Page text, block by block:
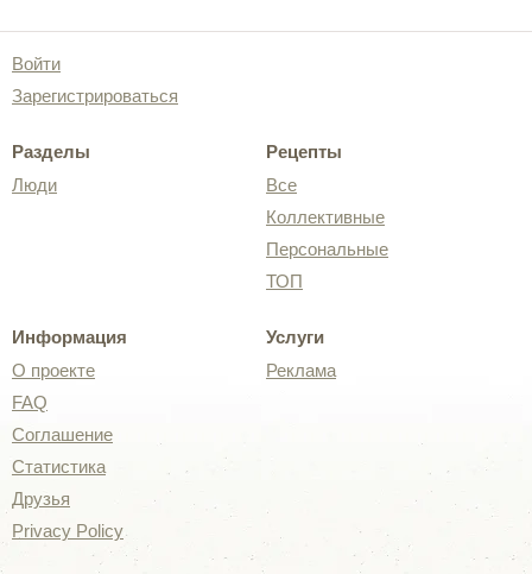
Войти
Зарегистрироваться
Разделы
Люди
Рецепты
Все
Коллективные
Персональные
ТОП
Информация
О проекте
FAQ
Соглашение
Статистика
Друзья
Privacy Policy
Услуги
Реклама